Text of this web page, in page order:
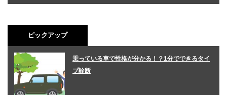
ピックアップ
乗っている車で性格が分かる！？1分でできるタイ
プ診断